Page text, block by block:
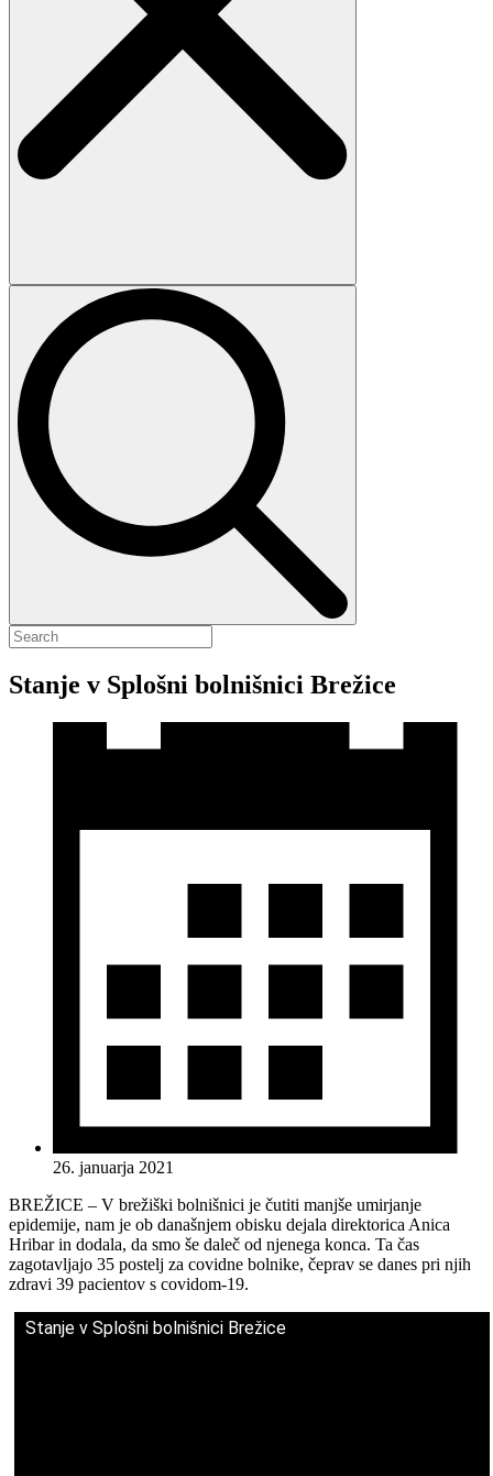
Stanje v Splošni bolnišnici Brežice
26. januarja 2021
BREŽICE – V brežiški bolnišnici je čutiti manjše umirjanje
epidemije, nam je ob današnjem obisku dejala direktorica Anica
Hribar in dodala, da smo še daleč od njenega konca. Ta čas
zagotavljajo 35 postelj za covidne bolnike, čeprav se danes pri njih
zdravi 39 pacientov s covidom-19.
Stanje v Splošni bolnišnici Brežice